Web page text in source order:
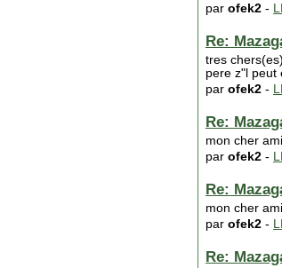
par ofek2 -
Re:
tres
pere z"l peut
par ofek2 -
Re:
mon cher
par ofek2 -
Re:
mon cher
par ofek2 -
Re: